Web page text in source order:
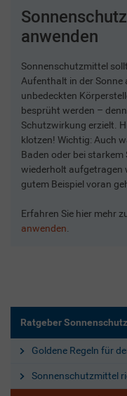
anwenden
Sonnenschutzmittel
Aufenthalt in der Sonne
unbedeckten
besprüht werden –
Schutzwirkung erzielt.
klotzen! Wichtig: Auch
Baden oder bei
wiederholt aufgetragen
gutem Beispiel voran
Erfahren Sie hier mehr
anwenden
Ratgeber Sonnenschutz
Goldene Regeln für
Sonnenschutzmittel